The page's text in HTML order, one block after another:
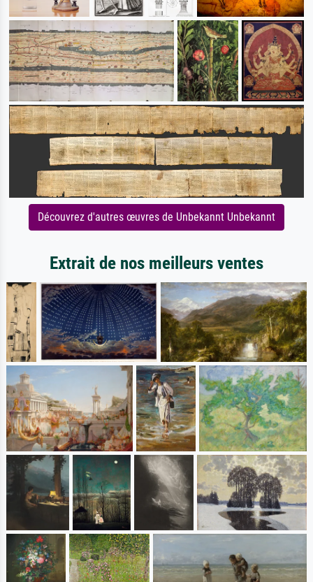
Découvrez d'autres œuvres de Unbekannt Unbekannt
Extrait de nos meilleurs ventes